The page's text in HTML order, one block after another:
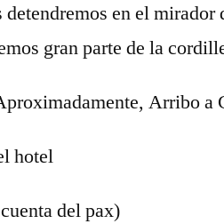
en el
gran parte de la
Arribo a
hotel
del pax)